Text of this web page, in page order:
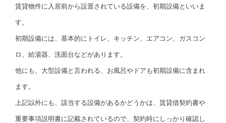
賃貸物件に入居前から設置されている設備を、初期設備といいま
す。
初期設備には、基本的にトイレ、キッチン、エアコン、ガスコン
ロ、給湯器、洗面台などがあります。
他にも、大型設備と言われる、お風呂やドアも初期設備に含まれ
ます。
上記以外にも、該当する設備があるかどうかは、賃貸借契約書や
重要事項説明書に記載されているので、契約時にしっかり確認し